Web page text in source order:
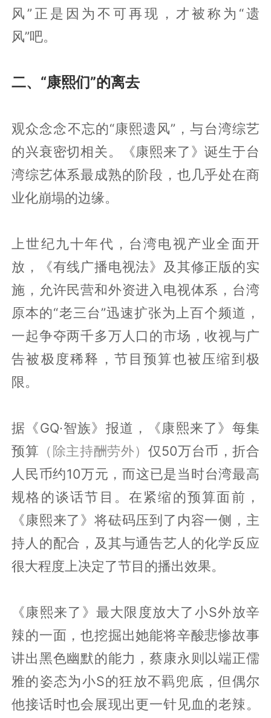
风”正是因为不可再现，才被称为“遗
风”吧。
二、“康熙们”的离去
观众念念不忘的“康熙遗风”，与台湾综艺
的兴衰密切相关。《康熙来了》诞生于台
湾综艺体系最成熟的阶段，也几乎处在商
业化崩塌的边缘。
上世纪九十年代，台湾电视产业全面开
放，《有线广播电视法》及其修正版的实
施，允许民营和外资进入电视体系，台湾
原本的“老三台”迅速扩张为上百个频道，
一起争夺两千多万人口的市场，收视与广
告被极度稀释，节目预算也被压缩到极
限。
据《GQ·智族》报道，《康熙来了》每集
预算 （除主持酬劳外） 仅50万台币，折合
人民币约10万元，而这已是当时台湾最高
规格的谈话节目。在紧缩的预算面前，
《康熙来了》将砝码压到了内容一侧，主
持人的配合，及其与通告艺人的化学反应
很大程度上决定了节目的播出效果。
《康熙来了》最大限度放大了小S外放辛
辣的一面，也挖掘出她能将辛酸悲惨故事
讲出黑色幽默的能力，蔡康永则以端正儒
雅的姿态为小S的狂放不羁兜底，但偶尔
他接话时也会展现出更一针见血的老辣。